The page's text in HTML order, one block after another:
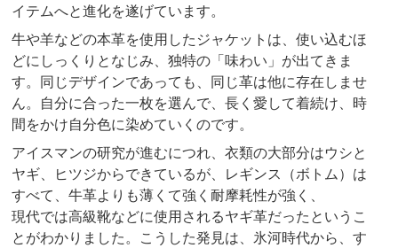
イテムへと進化を遂げています。
牛や羊などの本革を使用したジャケットは、使い込むほ
どにしっくりとなじみ、独特の「味わい」が出てきま
す。同じデザインであっても、同じ革は他に存在しませ
ん。自分に合った一枚を選んで、長く愛して着続け、時
間をかけ自分色に染めていくのです。
アイスマンの研究が進むにつれ、衣類の大部分はウシと
ヤギ、ヒツジからできているが、レギンス（ボトム）は
すべて、牛革よりも薄くて強く耐摩耗性が強く、
現代では高級靴などに使用されるヤギ革だったというこ
とがわかりました。こうした発見は、氷河時代から、す